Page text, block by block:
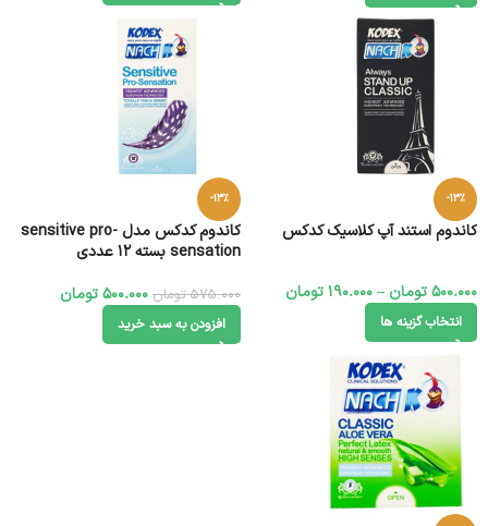
-13%
کاندوم استند آپ کلاسیک کدکس
500.000تومان –
190.000تومان
انتخاب گزینه ها
-13%
کاندوم کدکس مدل sensitive pro-
sensation بسته 12 عددی
575.000 تومان 500.000تومان
افزودن به سبد خرید